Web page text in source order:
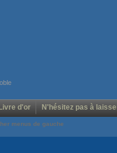
Livre d'or N'hésitez pas à
menus de gauche